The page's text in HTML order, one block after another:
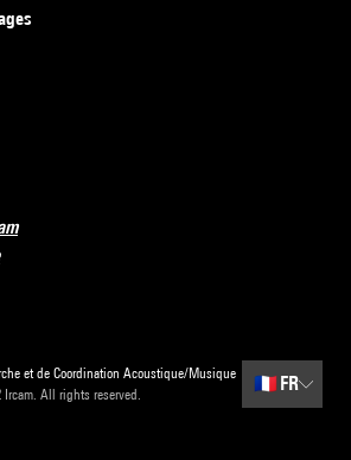
et de Coordination Acoustique/Musique
All rights reserved.
🇫🇷 FR